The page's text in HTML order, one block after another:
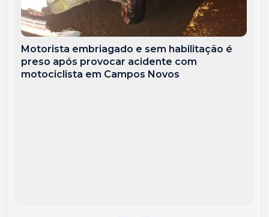
Motorista embriagado e sem habilitação é
preso após provocar acidente com
motociclista em Campos Novos